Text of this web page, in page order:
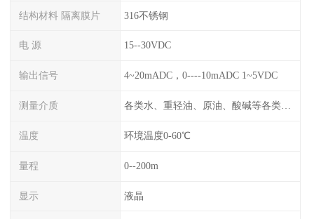
结构材料 隔离膜片 316不锈钢
电 源 15--30VDC
输出信号 4~20mADC，0----10mADC 1~5VDC
测量介质 各类水、重轻油、原油、酸碱等各类腐蚀液
温度 环境温度0-60℃
量程 0--200m
显示 液晶